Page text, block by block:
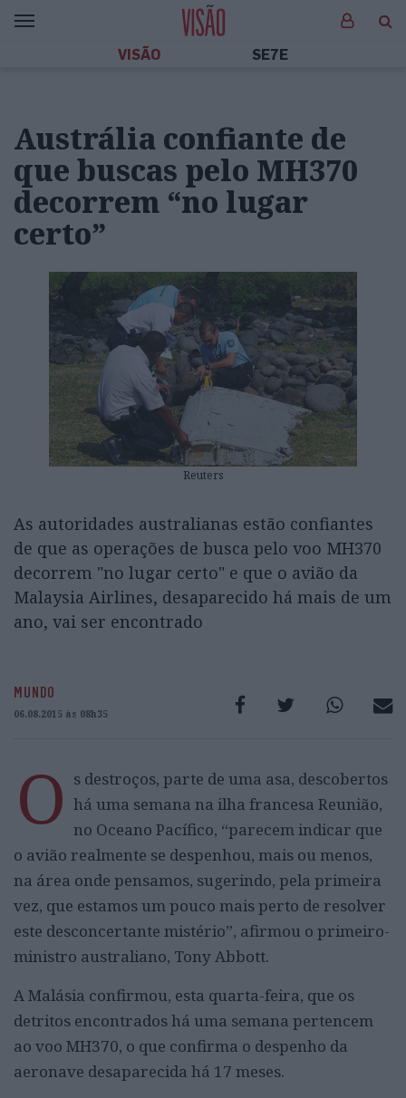
VISÃO SE7E
Austrália confiante de
que buscas pelo MH370
decorrem “no lugar
certo”
Reuters
As autoridades australianas estão confiantes
de que as operações de busca pelo voo MH370
decorrem "no lugar certo" e que o avião da
Malaysia Airlines, desaparecido há mais de um
ano, vai ser encontrado
MUNDO
06.08.2015 às 08h35
O s destroços, parte de uma asa, descobertos
há uma semana na ilha francesa Reunião,
no Oceano Pacífico, “parecem indicar que
o avião realmente se despenhou, mais ou menos,
na área onde pensamos, sugerindo, pela primeira
vez, que estamos um pouco mais perto de resolver
este desconcertante mistério”, afirmou o primeiro-
ministro australiano, Tony Abbott.
A Malásia confirmou, esta quarta-feira, que os
detritos encontrados há uma semana pertencem
ao voo MH370, o que confirma o despenho da
aeronave desaparecida há 17 meses.